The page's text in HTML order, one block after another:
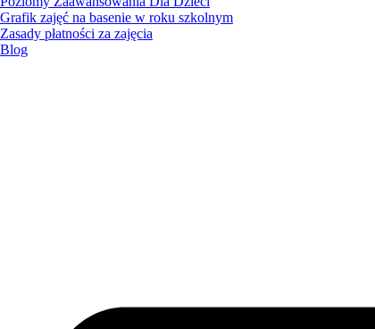
Grafik zajęć na basenie w roku szkolnym
Zasady płatności za zajęcia
Blog